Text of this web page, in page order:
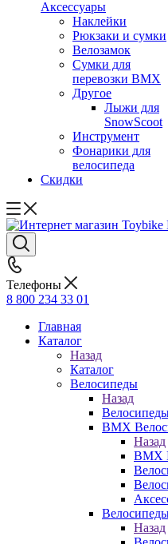
Аксессуары
Наклейки
Рюкзаки и сумки
Велозамок
Сумки для
перевозки BMX
Другое
Лыжи для
SnowScoot
Инструмент
Фонарики для
велосипеда
Скидки
Телефоны
8 800 234 33 01
Главная
Каталог
Назад
Каталог
Велосипеды
Назад
BMX
Назад
BMX
Назад